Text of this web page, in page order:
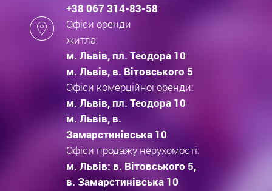
+38 067 314-83-58
Офіси оренди
житла:
м. Львів, пл. Теодора 10
м. Львів, в. Вітовського 5
Офіси комерційної оренди:
м. Львів, пл. Теодора 10
м. Львів, в.
Замарстинівська 10
Офіси продажу нерухомості:
м. Львів: в. Вітовського 5,
в. Замарстинівська 10